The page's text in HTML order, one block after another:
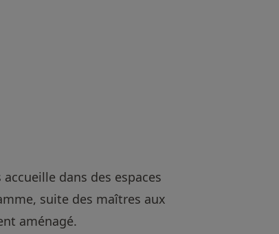
dans des espaces
suite des maîtres aux
aménagé.